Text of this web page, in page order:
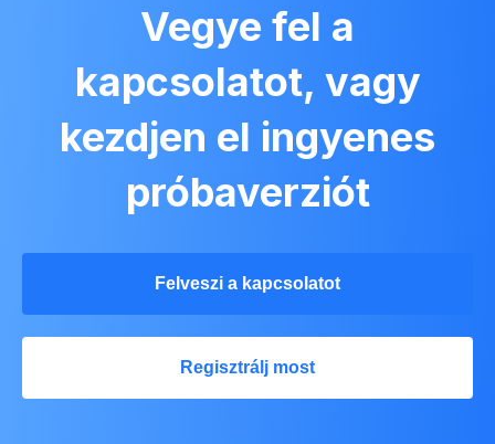
Vegye fel a
kapcsolatot, vagy
kezdjen el ingyenes
próbaverziót
Felveszi a kapcsolatot
Regisztrálj most